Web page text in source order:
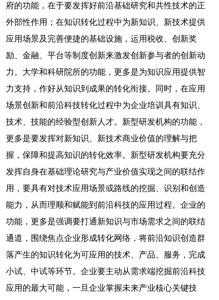
府的功能，在于要发挥好前沿基础研究和共性技术的正
外部性作用；在知识转化过程中为新知识、新技术提供
应用场景及完善便捷的基础设施，运用税收、创新奖
励、金融、平台等制度创新来激发创新参与者的创新动
力。大学和科研院所的功能，更多是为知识应用提供智
力支持，作好从知识到成果的转化衔接。同时，在应用
场景创新和前沿科技转化过程中为企业培训具有知识、
技术、技能的经验型创新人才。新型研发机构的功能，
更多是要发挥对新知识、新技术商业价值的理解与把
握，保障和提高知识的转化效率。新型研发机构要充分
发挥自身在基础理论研究与产业价值实现之间的联结作
用，要具有对技术应用场景或路线的挖掘、识别和创造
能力，从而理顺和赋能到前沿科技的应用过程。企业的
功能，更多是强调要打通新知识与市场需求之间的联结
通道，围绕焦点企业形成转化网络，将前沿知识创造群
落产生的知识转化为可应用的技术、产品、服务，完成
小试、中试等环节。企业要主动从需求端挖掘前沿科技
应用的最大可能，一旦企业掌握未来产业核心关键技